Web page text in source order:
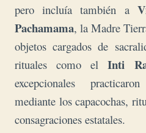
pero incluía también a
Pachamama, la Madre
objetos cargados de
rituales como elInti
excepcionales
mediante los capacochas,
consagraciones estatales.